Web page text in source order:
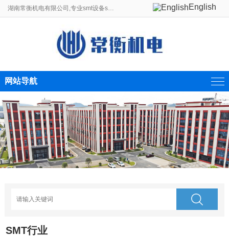
湖南常衡机电有限公司,专业smt设备smt贴片机生产线制造商。 English
网站导航
SMT行业